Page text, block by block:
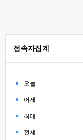
접속자집계
오늘
어제
최대
전체